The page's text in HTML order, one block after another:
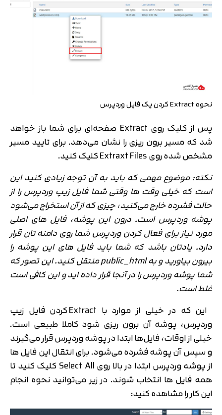
نحوه Extract کردن یک فایل وردپرس
پس از کلیک روی Extract صفحه‌ای برای شما باز خواهد
شد که مسیر برون ریزی را نشان می‌دهد. برای تایید مسیر
مشخص شده روی Extraxt Files کلیک کنید.
نکته: موضوع مهمی که باید به آن توجه زیادی کنید این
است که خیلی وقت ها وقتی شما فایل زیپ وردپرس را از
حالت فشرده خارج می‌کنید، چیزی که از آن استخراج می‌شود
پوشه وردپرس است. درون این پوشه، فایل های اصلی
مورد نیاز برای فعال کردن وردپرس شما روی دامنه تان قرار
دارد. یادتان باشد که شما باید فایل های این پوشه را
بیرون بیاورید و به public_html منتقل کنید. این تصور که
شما پوشه وردپرس را در آنجا قرار داده اید و این کافی است
غلط است.
این که در خیلی از موارد با Extract کردن فایل زیپ
وردپرس، پوشه آن برون ریزی شود کاملا طبیعی است.‌
خیلی از اوقات، فایل‌ها ابتدا در پوشه وردپرس قرار می‌گیرند
و سپس آن پوشه فشرده می‌شود. برای انتقال این فایل ها
از پوشه وردپرس ابتدا در بالا روی Select All کلیک کنید تا
همه فایل ها انتخاب شوند. در زیر می‌توانید نحوه انجام
این کار را مشاهده کنید:
تایید کد
کد ارسال شده را وارد کنید
اصلاح شماره
دریافت مجدد کد:00:59
متوجه شدم